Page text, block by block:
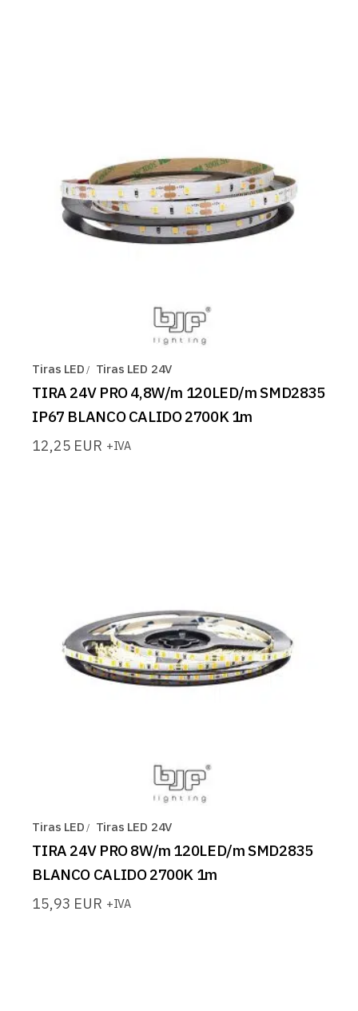
Tiras LED Tiras LED 24V
TIRA 24V PRO 4,8W/m 120LED/m SMD2835
IP67 BLANCO CALIDO 2700K 1m
12,25 EUR +IVA
Tiras LED Tiras LED 24V
TIRA 24V PRO 8W/m 120LED/m SMD2835
BLANCO CALIDO 2700K 1m
15,93 EUR +IVA